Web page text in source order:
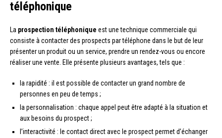
téléphonique
La prospection téléphonique est une technique commerciale qui
consiste à contacter des prospects par téléphone dans le but de leur
présenter un produit ou un service, prendre un rendez-vous ou encore
réaliser une vente. Elle présente plusieurs avantages, tels que :
la rapidité : il est possible de contacter un grand nombre de
personnes en peu de temps ;
la personnalisation : chaque appel peut être adapté à la situation et
aux besoins du prospect ;
l’interactivité : le contact direct avec le prospect permet d’échanger